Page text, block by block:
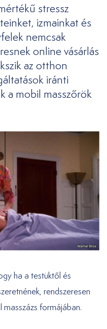
stressz
izmainkat és
nemcsak
online vásárlás
az otthon
iránti
a mobil masszőrök
ha a testüktől és
rendszeresen
masszázs formájában.